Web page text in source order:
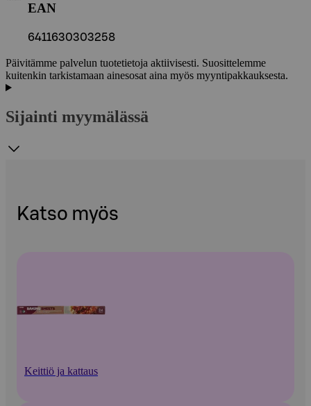
EAN
6411630303258
Päivitämme palvelun tuotetietoja aktiivisesti. Suosittelemme
kuitenkin tarkistamaan ainesosat aina myös myyntipakkauksesta.
Sijainti myymälässä
Katso myös
Keittiö ja kattaus